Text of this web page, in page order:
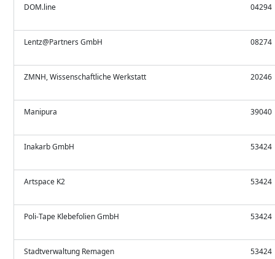
DOM.line 04294
Lentz@Partners GmbH 08274
ZMNH, Wissenschaftliche Werkstatt 20246
Manipura 39040
Inakarb GmbH 53424
Artspace K2 53424
Poli-Tape Klebefolien GmbH 53424
Stadtverwaltung Remagen 53424